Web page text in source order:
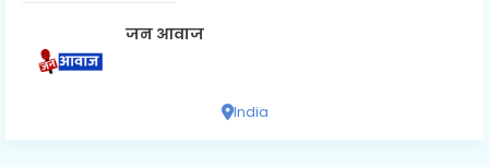
जन आवाज
India